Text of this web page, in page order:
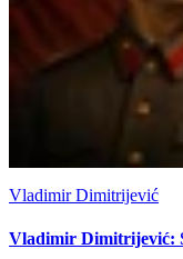
Vladimir Dimitrijević
Vladimir Dimitrijević: